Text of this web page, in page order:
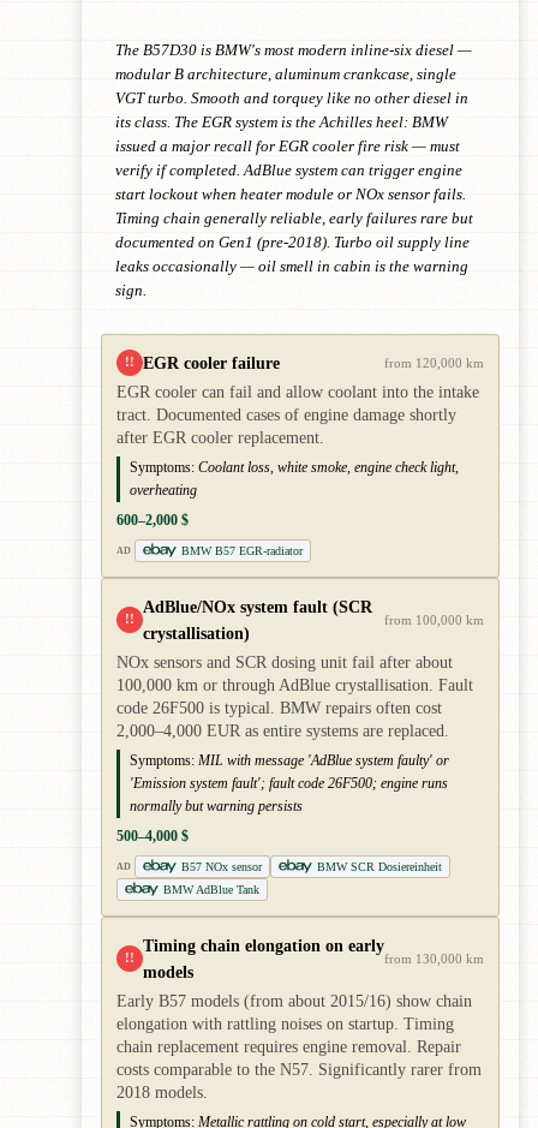
The B57D30 is BMW's most modern inline-six diesel —
modular B architecture, aluminum crankcase, single
VGT turbo. Smooth and torquey like no other diesel in
its class. The EGR system is the Achilles heel: BMW
issued a major recall for EGR cooler fire risk — must
verify if completed. AdBlue system can trigger engine
start lockout when heater module or NOx sensor fails.
Timing chain generally reliable, early failures rare but
documented on Gen1 (pre-2018). Turbo oil supply line
leaks occasionally — oil smell in cabin is the warning
sign.
!! EGR cooler failure from 120,000 km
EGR cooler can fail and allow coolant into the intake
tract. Documented cases of engine damage shortly
after EGR cooler replacement.
Symptoms: Coolant loss, white smoke, engine check light,
overheating
600–2,000 $
AD BMW B57 EGR-radiator
!!
AdBlue/NOx system fault (SCR
crystallisation)
from 100,000 km
NOx sensors and SCR dosing unit fail after about
100,000 km or through AdBlue crystallisation. Fault
code 26F500 is typical. BMW repairs often cost
2,000–4,000 EUR as entire systems are replaced.
Symptoms: MIL with message 'AdBlue system faulty' or
'Emission system fault'; fault code 26F500; engine runs
normally but warning persists
500–4,000 $
AD B57 NOx sensor
BMW SCR Dosiereinheit
BMW AdBlue Tank
!!
Timing chain elongation on early
models
from 130,000 km
Early B57 models (from about 2015/16) show chain
elongation with rattling noises on startup. Timing
chain replacement requires engine removal. Repair
costs comparable to the N57. Significantly rarer from
2018 models.
Symptoms: Metallic rattling on cold start, especially at low